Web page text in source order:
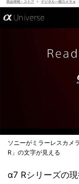
ソニーがミラーレスカメ
R」の文字が見える
α7 Rシリーズの